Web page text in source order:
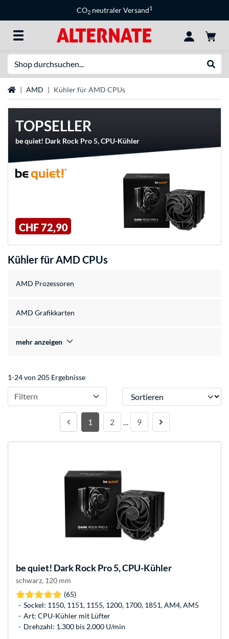
CO2 neutraler Versand1
Startseite
AMD Kühler für AMD CPUs
TOPSELLER
be quiet! Dark Rock Pro 5, CPU-Kühler
CHF 72,90
Kühler für AMD CPUs
AMD Prozessoren
AMD Grafikkarten
mehr anzeigen
1-24 von 205 Ergebnisse
Filtern Sortieren
1 2 … 9
be quiet! Dark Rock Pro 5, CPU-Kühler
schwarz, 120 mm
(65)
Sockel: 1150, 1151, 1155, 1200, 1700, 1851, AM4, AM5
Art: CPU-Kühler mit Lüfter
Drehzahl: 1.300 bis 2.000 U/min